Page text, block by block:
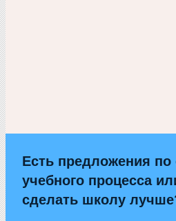
Есть предложения по
учебного процесса
сделать школу